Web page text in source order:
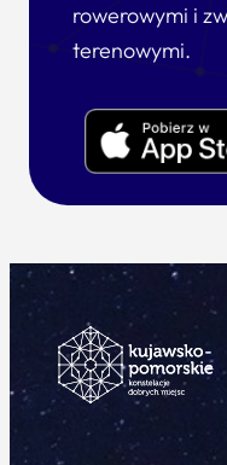
rowerowymi i
terenowymi.